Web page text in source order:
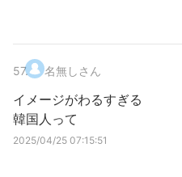
57. 名無しさん
イメージがわるすぎる
韓国人って
2025/04/25 07:15:51